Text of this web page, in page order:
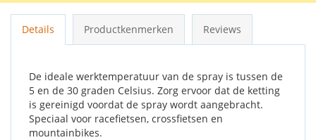
Details Productkenmerken Reviews
De ideale werktemperatuur van de spray is tussen de
5 en de 30 graden Celsius. Zorg ervoor dat de ketting
is gereinigd voordat de spray wordt aangebracht.
Speciaal voor racefietsen, crossfietsen en
mountainbikes.